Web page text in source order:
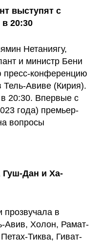
выступят с
20:30
Нетаниягу,
и министр Бени
пресс-конференцию
Авиве (Кирия).
20:30. Впервые с
года) премьер-
вопросы
Дан и Ха-
прозвучала в
Авив, Холон, Рамат-
Тиква, Гиват-